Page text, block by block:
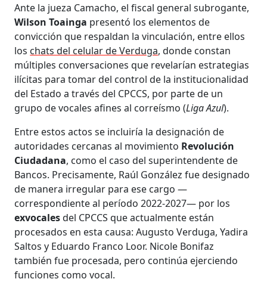
Ante la jueza Camacho, el fiscal general subrogante,
Wilson Toainga presentó los elementos de
convicción que respaldan la vinculación, entre ellos
los chats del celular de Verduga, donde constan
múltiples conversaciones que revelarían estrategias
ilícitas para tomar del control de la institucionalidad
del Estado a través del CPCCS, por parte de un
grupo de vocales afines al correísmo (Liga Azul).
Entre estos actos se incluiría la designación de
autoridades cercanas al movimiento Revolución
Ciudadana, como el caso del superintendente de
Bancos. Precisamente, Raúl González fue designado
de manera irregular para ese cargo —
correspondiente al período 2022-2027— por los
exvocalesdel CPCCS que actualmente están
procesados en esta causa: Augusto Verduga, Yadira
Saltos y Eduardo Franco Loor. Nicole Bonifaz
también fue procesada, pero continúa ejerciendo
funciones como vocal.